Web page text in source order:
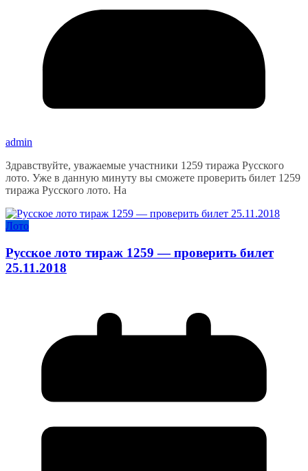
admin
Здравствуйте, уважаемые участники 1259 тиража Русского
лото. Уже в данную минуту вы сможете проверить билет 1259
тиража Русского лото. На
Лото
Русское лото тираж 1259 — проверить билет
25.11.2018